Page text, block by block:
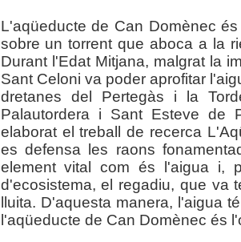
L'aqüeducte de Can Domènec
sobre un torrent que aboca a la
Durant l'Edat Mitjana, malgrat la
Sant Celoni va poder aprofitar
dretanes del Pertegàs i la
Palautordera i Sant Esteve de
elaborat el treball de recerca
es defensa les raons
element vital com és l'aigua i,
d'ecosistema, el regadiu, que va
lluita. D'aquesta manera, l'aigua
l'aqüeducte de Can Domènec és